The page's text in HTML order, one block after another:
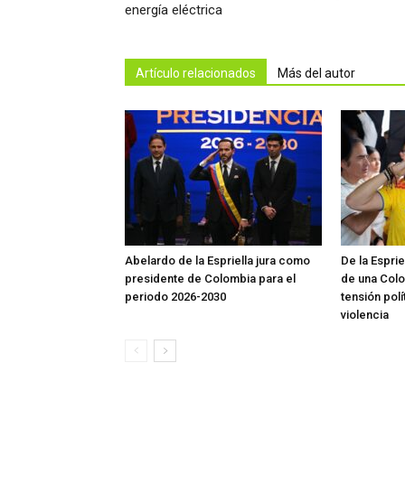
energía eléctrica
Artículo relacionados Más del autor
Abelardo de la Espriella jura como
presidente de Colombia para el
periodo 2026-2030
De la
de una
tensión
violencia